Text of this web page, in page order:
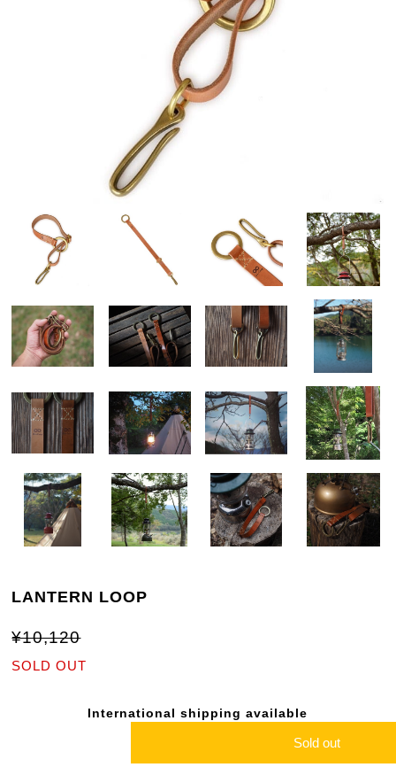
LANTERN LOOP
¥10,120
SOLD OUT
International shipping available
Sold out